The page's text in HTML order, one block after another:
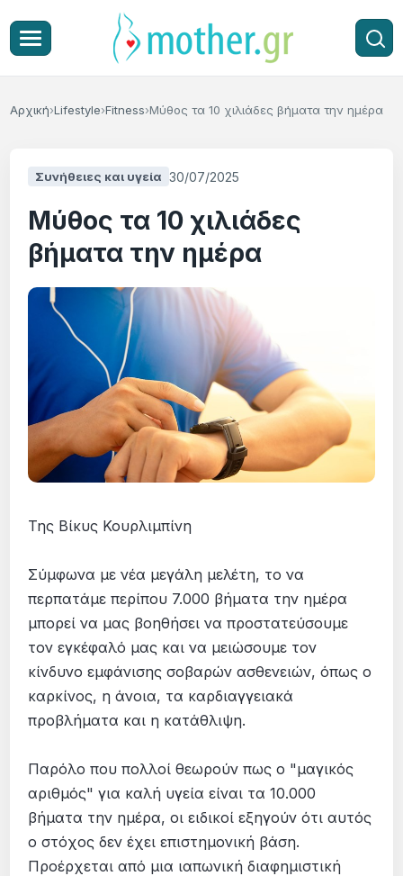
Αρχική Lifestyle Fitness Μύθος τα 10 χιλιάδες βήματα την ημέρα
Συνήθειες και υγεία 30/07/2025
Μύθος τα 10 χιλιάδες
βήματα την ημέρα
Της Βίκυς Κουρλιμπίνη
Σύμφωνα με νέα μεγάλη μελέτη, το να
περπατάμε περίπου 7.000 βήματα την ημέρα
μπορεί να μας βοηθήσει να προστατεύσουμε
τον εγκέφαλό μας και να μειώσουμε τον
κίνδυνο εμφάνισης σοβαρών ασθενειών, όπως ο
καρκίνος, η άνοια, τα καρδιαγγειακά
προβλήματα και η κατάθλιψη.
Παρόλο που πολλοί θεωρούν πως ο "μαγικός
αριθμός" για καλή υγεία είναι τα 10.000
βήματα την ημέρα, οι ειδικοί εξηγούν ότι αυτός
ο στόχος δεν έχει επιστημονική βάση.
Προέρχεται από μια ιαπωνική διαφημιστική